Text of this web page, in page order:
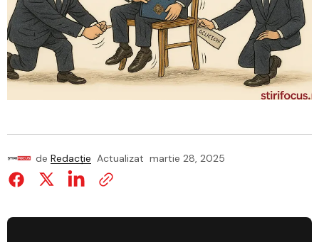
de Redacție Actualizat martie 28, 2025